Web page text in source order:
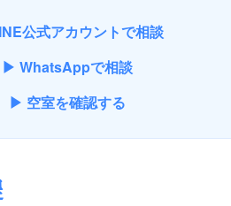
公式アカウントで相談
▶ WhatsAppで相談
▶ 空室を確認する